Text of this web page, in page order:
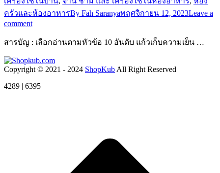
ครัวและห้องอาหารBy Fah Saranyaพฤศจิกายน 12, 2023Leave a
comment
สารบัญ : เลือกอ่านตามหัวข้อ 10 อันดับ แก้วเก็บความเย็น …
Copyright © 2021 - 2024 ShopKub All Right Reserved
4289 | 6395